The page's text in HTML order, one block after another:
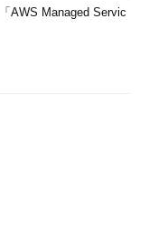
AWS Managed Servic